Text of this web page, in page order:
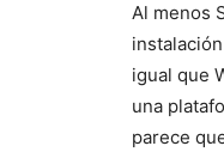
Al menos
igual que
una
parece